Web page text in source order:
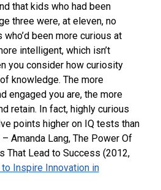
that kids who had been
three were, at eleven, no
been more curious at
intelligent, which isn’t
you consider how curiosity
knowledge. The more
engaged you are, the more
retain. In fact, highly curious
points higher on IQ tests than
Amanda Lang, The Power Of
That Lead to Success (2012,
to Inspire Innovation in